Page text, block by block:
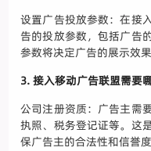
设置广告投放参数：在接
告的投放参数，包括广告
参数将决定广告的展示效
3. 接入移动广告联盟需要
公司注册资质：广告主需
执照、税务登记证等。这
保广告主的合法性和信誉度